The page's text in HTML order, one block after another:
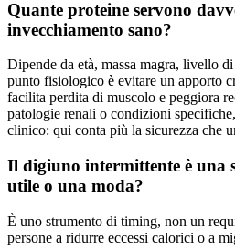
Quante proteine servono
invecchiamento sano?
Dipende da età, massa magra, livello
punto fisiologico è evitare un apporto
facilita perdita di muscolo e peggiora
patologie renali o condizioni
clinico: qui conta più la sicurezza che
Il digiuno intermittente è una
utile o una moda?
È uno strumento di timing, non un
persone a ridurre eccessi calorici o a